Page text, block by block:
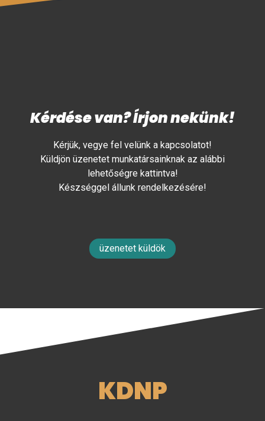
Kérdése van? Írjon nekünk!
Kérjük, vegye fel velünk a kapcsolatot!
Küldjön üzenetet munkatársainknak az alábbi
lehetőségre kattintva!
Készséggel állunk rendelkezésére!
üzenetet küldök
KDNP